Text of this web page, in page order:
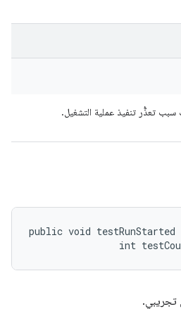
تعذُّر تنفيذ عملية التشغيل.
public void testRunStarted
int
تجريبي.